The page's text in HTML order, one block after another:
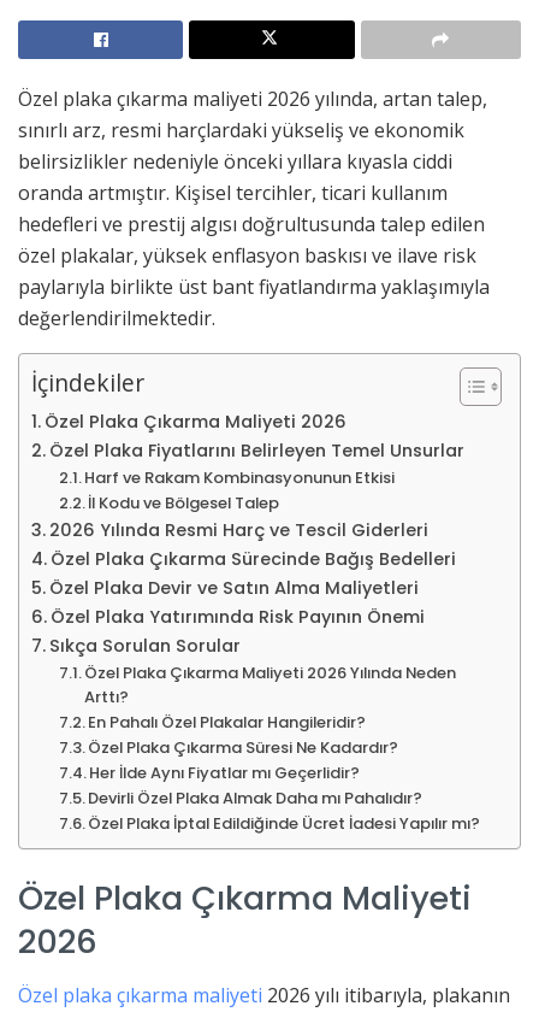
Özel plaka çıkarma maliyeti 2026 yılında, artan talep,
sınırlı arz, resmi harçlardaki yükseliş ve ekonomik
belirsizlikler nedeniyle önceki yıllara kıyasla ciddi
oranda artmıştır. Kişisel tercihler, ticari kullanım
hedefleri ve prestij algısı doğrultusunda talep edilen
özel plakalar, yüksek enflasyon baskısı ve ilave risk
paylarıyla birlikte üst bant fiyatlandırma yaklaşımıyla
değerlendirilmektedir.
İçindekiler
Özel Plaka Çıkarma Maliyeti 2026
Özel Plaka Fiyatlarını Belirleyen Temel Unsurlar
Harf ve Rakam Kombinasyonunun Etkisi
İl Kodu ve Bölgesel Talep
2026 Yılında Resmi Harç ve Tescil Giderleri
Özel Plaka Çıkarma Sürecinde Bağış Bedelleri
Özel Plaka Devir ve Satın Alma Maliyetleri
Özel Plaka Yatırımında Risk Payının Önemi
Sıkça Sorulan Sorular
Özel Plaka Çıkarma Maliyeti 2026 Yılında Neden
Arttı?
En Pahalı Özel Plakalar Hangileridir?
Özel Plaka Çıkarma Süresi Ne Kadardır?
Her İlde Aynı Fiyatlar mı Geçerlidir?
Devirli Özel Plaka Almak Daha mı Pahalıdır?
Özel Plaka İptal Edildiğinde Ücret İadesi Yapılır mı?
Özel Plaka Çıkarma Maliyeti
2026
Özel plaka çıkarma maliyeti 2026 yılı itibarıyla, plakanın